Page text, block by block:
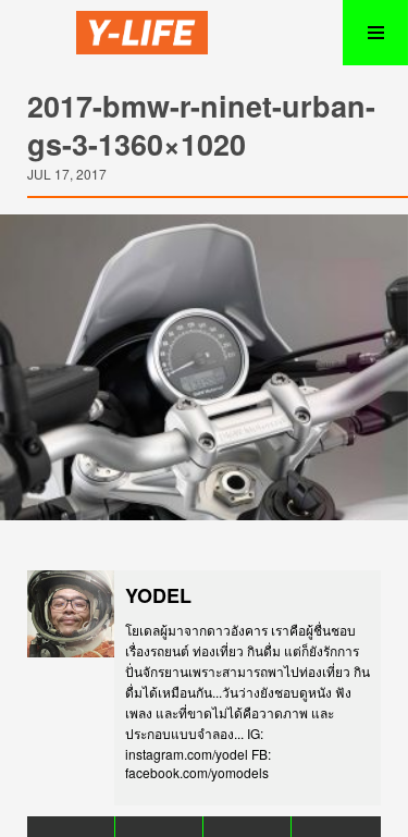
2017-bmw-r-ninet-urban-
gs-3-1360×1020
JUL 17, 2017
YODEL
โยเดลผู้มาจากดาวอังคาร เราคือผู้ชื่นชอบ
เรื่องรถยนต์ ท่องเที่ยว กินดื่ม แต่ก็ยังรักการ
ปั่นจักรยานเพราะสามารถพาไปท่องเที่ยว กิน
ดื่มได้เหมือนกัน...วันว่างยังชอบดูหนัง ฟัง
เพลง และที่ขาดไม่ได้คือวาดภาพ และ
ประกอบแบบจำลอง... IG:
instagram.com/yodel FB:
facebook.com/yomodels